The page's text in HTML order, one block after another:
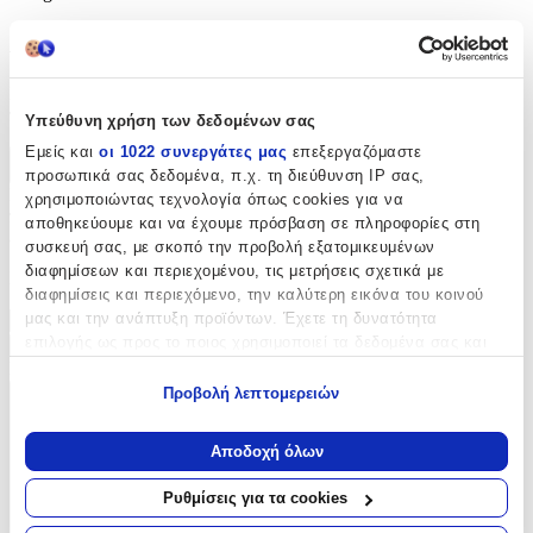
Υπεύθυνη χρήση των δεδομένων σας
Εμείς και οι 1022 συνεργάτες μας επεξεργαζόμαστε
προσωπικά σας δεδομένα, π.χ. τη διεύθυνση IP σας,
χρησιμοποιώντας τεχνολογία όπως cookies για να
αποθηκεύουμε και να έχουμε πρόσβαση σε πληροφορίες στη
συσκευή σας, με σκοπό την προβολή εξατομικευμένων
διαφημίσεων και περιεχομένου, τις μετρήσεις σχετικά με
διαφημίσεις και περιεχόμενο, την καλύτερη εικόνα του κοινού
μας και την ανάπτυξη προϊόντων. Έχετε τη δυνατότητα
Να συλλέξουμε πληροφορίες σχετικά με τη γεωγραφική
σας τοποθεσία, οι οποίες μπορεί να είναι ακριβείς σε
απόσταση μερικών μέτρων
Να αναγνωρίσουμε τη συσκευή σας σαρώνοντας ενεργά
Προβολή λεπτομερειών
Αποδοχή όλων
Ρυθμίσεις για τα cookies
Αξιολογήσεις
προστεθούν, θα εμφανιστούν εδώ.
Πώς υπολογίζεται η βαθμολογία
Η τελική βαθμολογία βασίζεται αποκλειστικά σε κριτικές χρηστών
που έχουν πραγματοποιήσει αγορά μέσω SHOPFLIX ή έχουν
επιβεβαιώσει την αγορά τους.
Γράψου στο Νewsletter μας για νέα & προσφορές!